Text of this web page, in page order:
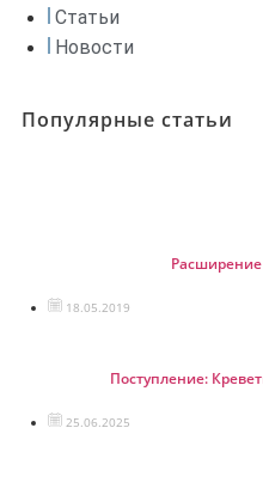
Статьи
Новости
Популярные статьи
Расширение
18.05.2019
Поступление:
25.06.2025